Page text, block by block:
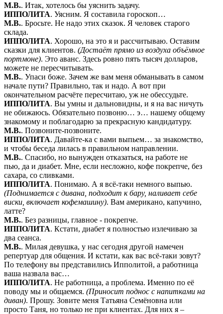
М.В.. Итак, хотелось бы уяснить задачу.
ИППОЛИТА. Уясним. Я составила гороскоп…
М.В.. Бросьте. Не надо этих сказок. Я человек старого
склада.
ИППОЛИТА. Хорошо, на это я и рассчитываю. Оставим
сказки для клиентов. (Достаёт прямо из воздуха объёмное
портмоне). Это аванс. Здесь ровно пять тысяч долларов,
можете не пересчитывать.
М.В.. Упаси боже. Зачем же вам меня обманывать в самом
начале пути? Правильно, так и надо. А вот при
окончательном расчёте пересчитаю, уж не обессудьте.
ИППОЛИТА. Вы умны и дальновидны, и я на вас ничуть
не обижаюсь. Обязательно позвоню… э… нашему общему
знакомому и поблагодарю за прекрасную кандидатуру.
М.В.. Позвоните-позвоните.
ИППОЛИТА. Давайте-ка с вами выпьем… за знакомство,
и чтобы беседа лилась в правильном направлении.
М.В.. Спасибо, но вынужден отказаться, на работе не
пью, да и диабет. Мне, если несложно, кофе покрепче, без
сахара, со сливками.
ИППОЛИТА. Понимаю. А я всё-таки немного выпью.
(Поднимается с дивана, подходит к бару, наливает себе
виски, включает кофемашину). Вам американо, капучино,
латте?
М.В.. Без разницы, главное - покрепче.
ИППОЛИТА. Кстати, диабет я полностью излечиваю за
два сеанса.
М.В.. Милая девушка, у нас сегодня другой намечен
репертуар для общения. И кстати, как вас всё-таки зовут?
По телефону вы представились Ипполитой, а работница
ваша назвала вас…
ИППОЛИТА. Не работница, а проблема. Именно по её
поводу мы и общаемся. (Приносит поднос с напитками на
диван). Прошу. Зовите меня Татьяна Семёновна или
просто Таня, но только не при клиентах. Для них я –